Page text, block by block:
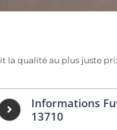
la qualité au plus juste
Informations
13710